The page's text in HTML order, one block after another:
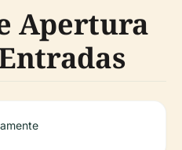
Apertura